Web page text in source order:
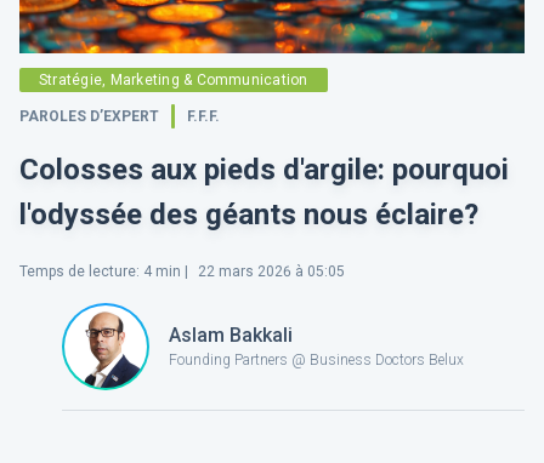
Stratégie, Marketing & Communication
PAROLES D’EXPERT F.F.F.
Colosses aux pieds d'argile: pourquoi
l'odyssée des géants nous éclaire?
Temps de lecture: 4 min | 22 mars 2026 à 05:05
Aslam Bakkali
Founding Partners @ Business Doctors Belux